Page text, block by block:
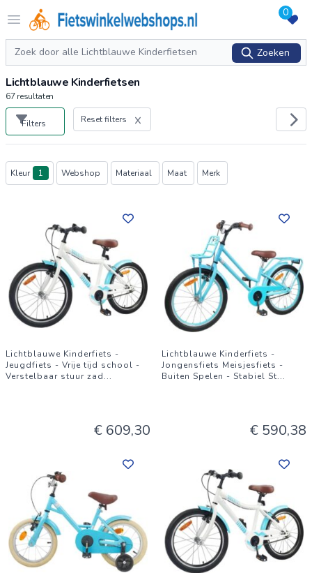
Open menu
Logo Fietswinkelwebshops.nl 0
Zoeken
Zoeken
Lichtblauwe Kinderfietsen
67resultaten
Filters Reset filters
Producten
Kleur 1 Webshop Materiaal Maat Merk
Lichtblauwe Kinderfiets -
Jeugdfiets - Vrije tijd school -
Verstelbaar stuur zad...
€ 609,30
Lichtblauwe Kinderfiets -
Jongensfiets Meisjesfiets -
Buiten Spelen - Stabiel St...
€ 590,38